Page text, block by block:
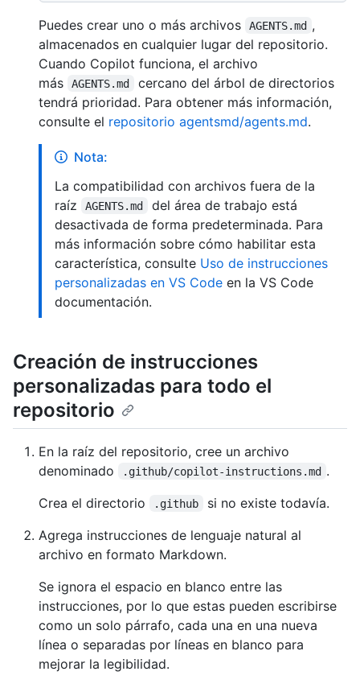
Puedes crear uno o más archivos AGENTS.md ,
almacenados en cualquier lugar del repositorio.
Cuando Copilot funciona, el archivo
más
AGENTS.md
cercano del árbol de directorios
tendrá prioridad. Para obtener más información,
consulte el repositorio agentsmd/agents.md.
Nota:
La compatibilidad con archivos fuera de la
raíz
AGENTS.md
del área de trabajo está
desactivada de forma predeterminada. Para
más información sobre cómo habilitar esta
característica, consulte Uso de instrucciones
personalizadas en VS Code en la VS Code
documentación.
Creación de instrucciones
personalizadas para todo el
repositorio
En la raíz del repositorio, cree un archivo
denominado
.github/copilot-instructions.md .
Crea el directorio
.github
si no existe todavía.
Agrega instrucciones de lenguaje natural al
archivo en formato Markdown.
Se ignora el espacio en blanco entre las
instrucciones, por lo que estas pueden escribirse
como un solo párrafo, cada una en una nueva
línea o separadas por líneas en blanco para
mejorar la legibilidad.